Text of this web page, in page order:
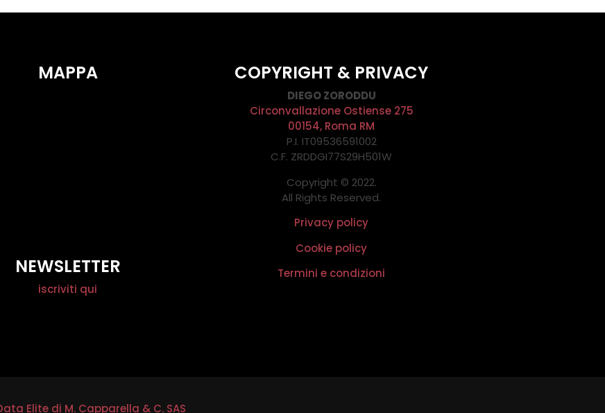
MAPPA
NEWSLETTER
iscriviti qui
COPYRIGHT & PRIVACY
DIEGO ZORODDU
Circonvallazione Ostiense 275
00154, Roma RM
P.I. IT09536591002
C.F. ZRDDGI77S29H501W
Copyright © 2022.
All Rights Reserved.
Privacy policy
Cookie policy
Termini e condizioni
Elite di M. Capparella & C. SAS